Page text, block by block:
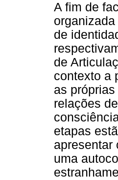
A fim de
de
de
contexto a
as
relações
etapas
apresentar
uma